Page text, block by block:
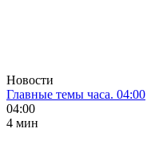
Новости
Главные темы часа. 04:00
04:00
4 мин